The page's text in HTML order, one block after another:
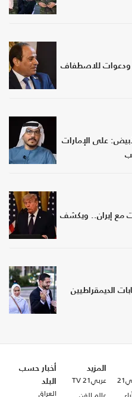
ودعوات للاصطفاف
الأبيض: على الإمارات
مع إيران.. ويكشف
الديمقراطيين
المزيد
عربي21 TV
أخبار حسب
البلد
العراق